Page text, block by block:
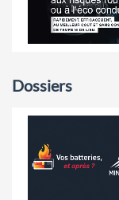
Dossiers